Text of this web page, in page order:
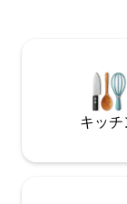
キッチ